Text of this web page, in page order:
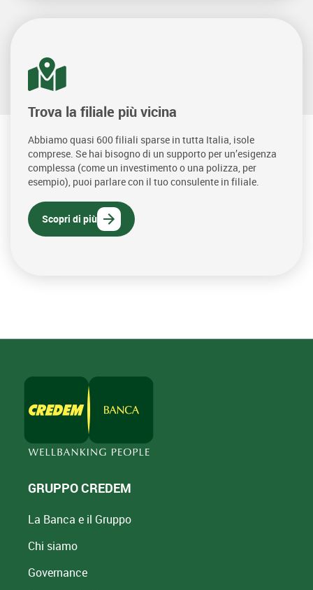
Trova la filiale più vicina
Abbiamo quasi 600 filiali sparse in tutta Italia, isole
comprese. Se hai bisogno di un supporto per un’esigenza
complessa (come un investimento o una polizza, per
esempio), puoi parlare con il tuo consulente in filiale.
Scopri di più
GRUPPO CREDEM
La Banca e il Gruppo
Chi siamo
Governance